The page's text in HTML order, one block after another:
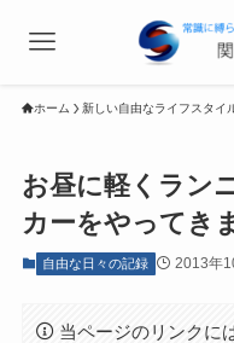
ホーム 新しい自由なライフスタイ
お昼に軽くラン
カーをやってき
自由な日々の記録 2013年
当ページのリンクに